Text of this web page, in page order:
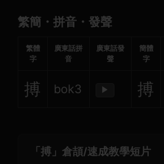
繁簡・拼音・發聲
繁體
字
廣東話拼
音
廣東話發
聲
簡體
字
搏 bok3 ▶ 搏
「搏」倉頡/速成教學短片